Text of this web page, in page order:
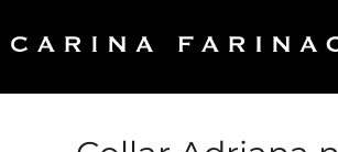
HOME